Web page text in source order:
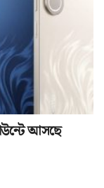
আসছে